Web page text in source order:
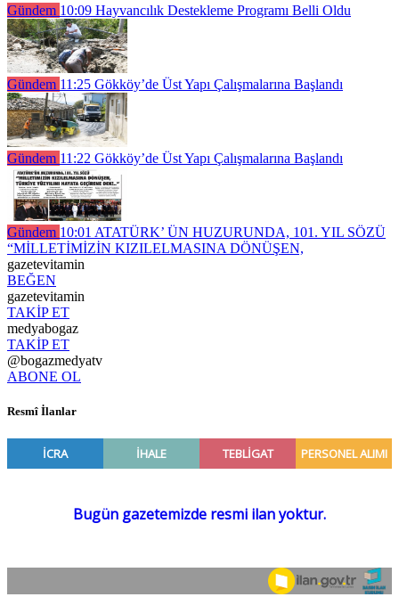
Gündem 10:09 Hayvancılık Destekleme Programı Belli Oldu
Gündem 11:25 Gökköy’de Üst Yapı Çalışmalarına Başlandı
Gündem 11:22 Gökköy’de Üst Yapı Çalışmalarına Başlandı
Gündem 10:01 ATATÜRK’ ÜN HUZURUNDA, 101. YIL SÖZÜ
“MİLLETİMİZİN KIZILELMASINA DÖNÜŞEN,
gazetevitamin
BEĞEN
gazetevitamin
TAKİP ET
medyabogaz
TAKİP ET
@bogazmedyatv
ABONE OL
Resmî İlanlar